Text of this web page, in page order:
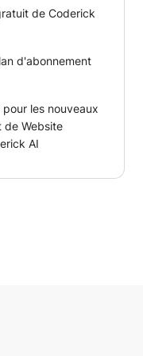
de Coderick
d'abonnement
les nouveaux
de Website
AI